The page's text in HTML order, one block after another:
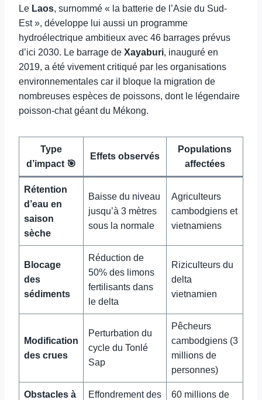
Le Laos, surnommé « la batterie de l’Asie du Sud-
Est », développe lui aussi un programme
hydroélectrique ambitieux avec 46 barrages prévus
d’ici 2030. Le barrage de Xayaburi, inauguré en
2019, a été vivement critiqué par les organisations
environnementales car il bloque la migration de
nombreuses espèces de poissons, dont le légendaire
poisson-chat géant du Mékong.
Type
d’impact 🎯
Effets observés
Populations
affectées
Rétention
d’eau en
saison
sèche
Baisse du niveau
jusqu’à 3 mètres
sous la normale
Agriculteurs
cambodgiens et
vietnamiens
Blocage
des
sédiments
Réduction de
50% des limons
fertilisants dans
le delta
Riziculteurs du
delta
vietnamien
Modification
des crues
Perturbation du
cycle du Tonlé
Sap
Pêcheurs
cambodgiens (3
millions de
personnes)
Obstacles à
Effondrement des
60 millions de